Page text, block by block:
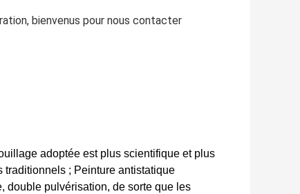
bienvenus pour nous contacter
adoptée est plus scientifique et plus
; Peinture antistatique
double pulvérisation, de sorte que les